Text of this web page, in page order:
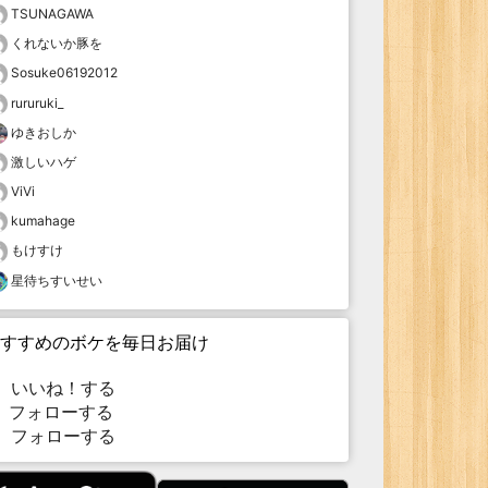
TSUNAGAWA
くれないか豚を
Sosuke06192012
rururuki_
ゆきおしか
激しいハゲ
ViVi
kumahage
もけすけ
星待ちすいせい
すめのボケを毎日お届け
いいね！する
ォローする
フォローする